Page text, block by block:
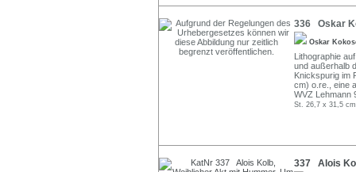
336 Oskar
Oskar
Lithographie
und außerhalb
Knickspurig im
cm) o.re., eine
WVZ Lehmann
St. 26,7 x 31,5
337 Alois